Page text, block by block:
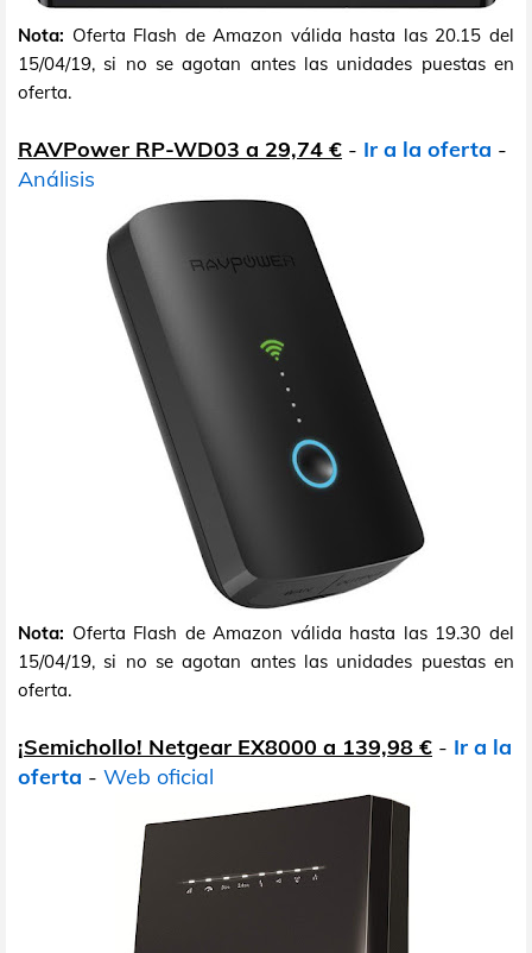
Nota: Oferta Flash de Amazon válida hasta las 20.15 del
15/04/19, si no se agotan antes las unidades puestas en
oferta.
RAVPower RP-WD03 a 29,74 € - Ir a la oferta -
Análisis
Nota: Oferta Flash de Amazon válida hasta las 19.30 del
15/04/19, si no se agotan antes las unidades puestas en
oferta.
¡Semichollo! Netgear EX8000 a 139,98 € - Ir a la
oferta - Web oficial